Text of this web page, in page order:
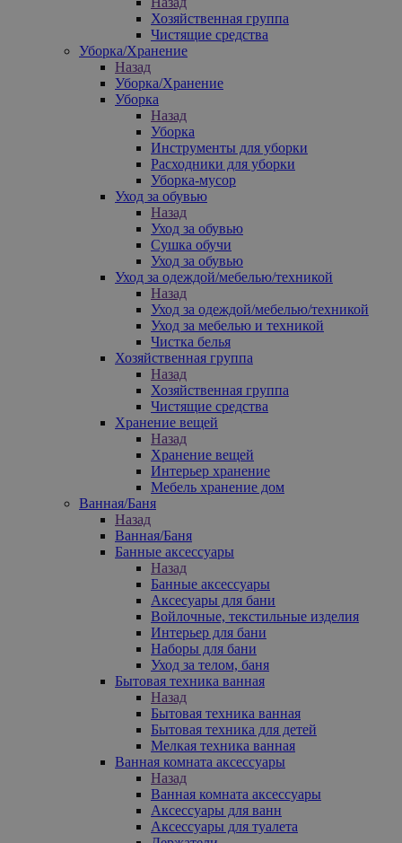
Хозяйственная группа
Чистящие средства
Уборка/Хранение
Назад
Уборка/Хранение
Уборка
Назад
Уборка
Инструменты для уборки
Расходники для уборки
Уборка-мусор
Уход за обувью
Назад
Уход за обувью
Сушка обучи
Уход за обувью
Уход за одеждой/мебелью/техникой
Назад
Уход за одеждой/мебелью/техникой
Уход за мебелью и техникой
Чистка белья
Хозяйственная группа
Назад
Хозяйственная группа
Чистящие средства
Хранение вещей
Назад
Хранение вещей
Интерьер хранение
Мебель хранение дом
Ванная/Баня
Назад
Ванная/Баня
Банные аксессуары
Назад
Банные аксессуары
Аксесуары для бани
Войлочные, текстильные изделия
Интерьер для бани
Наборы для бани
Уход за телом, баня
Бытовая техника ванная
Назад
Бытовая техника ванная
Бытовая техника для детей
Мелкая техника ванная
Ванная комната аксессуары
Назад
Ванная комната аксессуары
Аксессуары для ванн
Аксессуары для туалета